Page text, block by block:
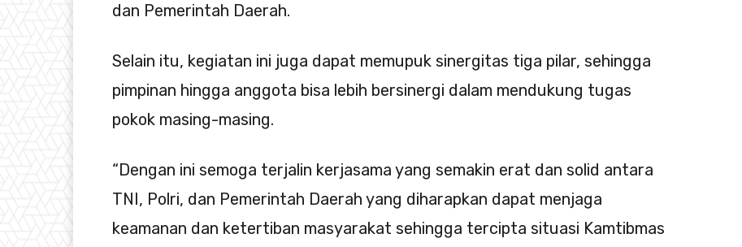
dan Pemerintah Daerah.
Selain itu, kegiatan ini juga dapat memupuk sinergitas tiga pilar, sehingga
pimpinan hingga anggota bisa lebih bersinergi dalam mendukung tugas
pokok masing-masing.
“Dengan ini semoga terjalin kerjasama yang semakin erat dan solid antara
TNI, Polri, dan Pemerintah Daerah yang diharapkan dapat menjaga
keamanan dan ketertiban masyarakat sehingga tercipta situasi Kamtibmas